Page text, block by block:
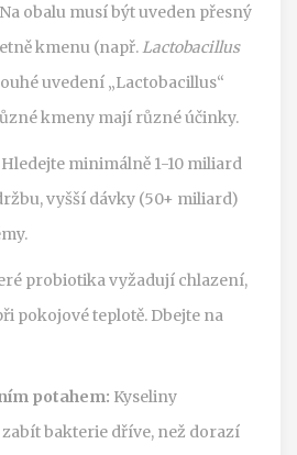
Na obalu musí být uveden přesný
kmenu (např.Lactobacillus
uvedení „Lactobacillus“
kmeny mají různé účinky.
Hledejte minimálně 1-10 miliard
vyšší dávky (50+ miliard)
probiotika vyžadují chlazení,
pokojové teplotě. Dbejte na
potahem: Kyseliny
bakterie dříve, než dorazí